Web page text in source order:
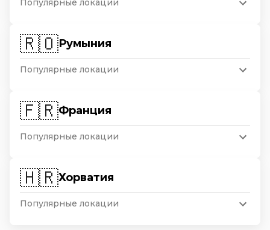
Популярные локации
🇷🇴Румыния
Популярные локации
🇫🇷Франция
Популярные локации
🇭🇷Хорватия
Популярные локации